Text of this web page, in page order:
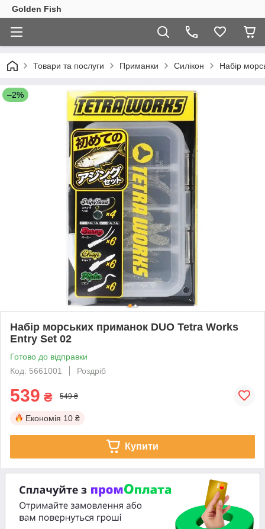
Golden Fish
Товари та послуги Приманки Силікон Набір
–2%
Набір морських приманок DUO Tetra Works
Entry Set 02
Готово до відправки
Код: 5661001
Роздріб
539 ₴ 549 ₴
Економія 10 ₴
Купити